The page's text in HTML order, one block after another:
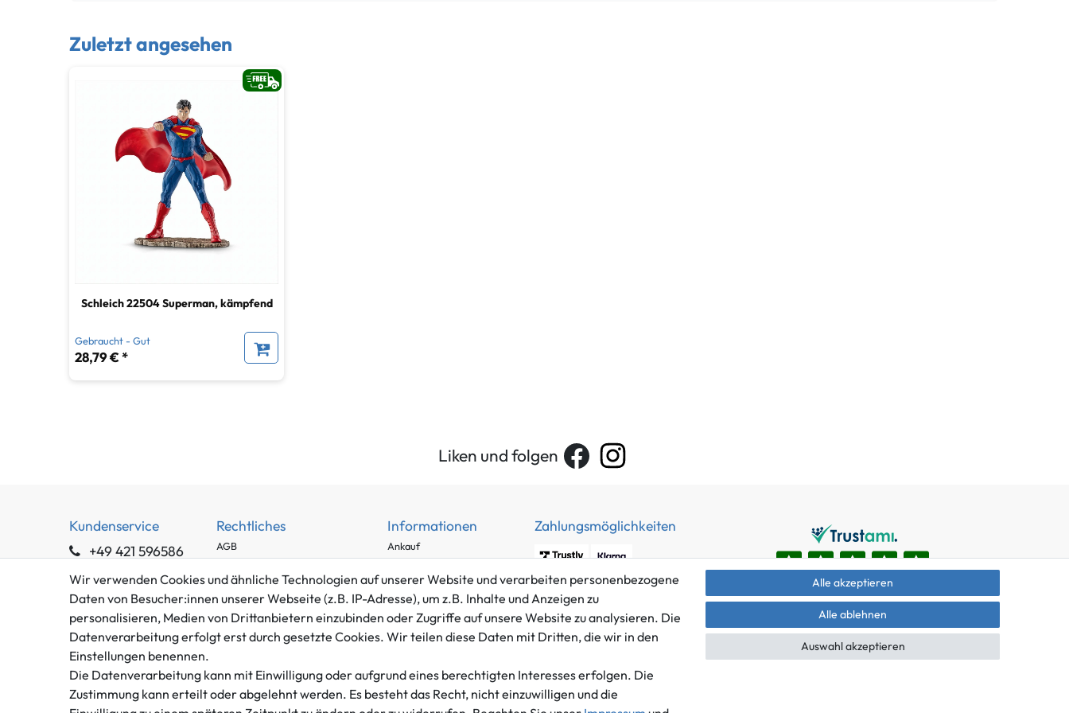
Zuletzt angesehen
Schleich 22504 Superman, kämpfend
Gebraucht - Gut
28,79 € *
Liken und folgen
Kundenservice
+49 421 596586
info@gameworld.de
Kontaktformular
Rechtliches
AGB
Datenschutzerklärung
Barrierefreiheitserklärung
Widerrufs­recht
Informationen
Ankauf
Häufig gestellte Fragen
Zahlung und Versand
Batterieentsorgung
Zahlungsmöglichkeiten
Mitglied im Händlerbund
Wir verwenden Cookies und ähnliche Technologien auf unserer Website und verarbeiten personenbezogene
Daten von Besucher:innen unserer Webseite (z.B. IP-Adresse), um z.B. Inhalte und Anzeigen zu
personalisieren, Medien von Drittanbietern einzubinden oder Zugriffe auf unsere Website zu analysieren. Die
Datenverarbeitung erfolgt erst durch gesetzte Cookies. Wir teilen diese Daten mit Dritten, die wir in den
Einstellungen benennen.
Die Datenverarbeitung kann mit Einwilligung oder aufgrund eines berechtigten Interesses erfolgen. Die
Zustimmung kann erteilt oder abgelehnt werden. Es besteht das Recht, nicht einzuwilligen und die
Alle akzeptieren
Alle ablehnen
Auswahl akzeptieren